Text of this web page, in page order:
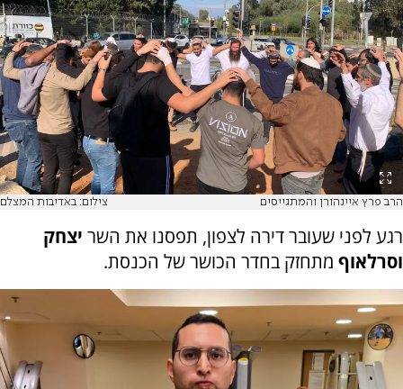
הרב פרץ איינהורן והמתגייסים צילום: באדיבות המצלם
רגע לפני שעובר דירה לצפון, תפסנו את השר יצחק
וסרלאוף מתחזק בחדר הכושר של הכנסת.